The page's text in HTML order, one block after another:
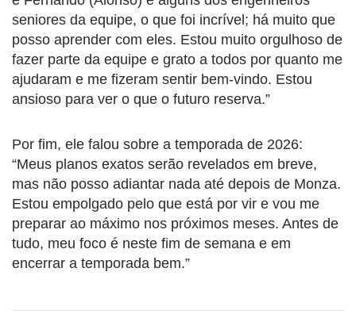
seniores da equipe, o que foi incrível; há muito que
posso aprender com eles. Estou muito orgulhoso de
fazer parte da equipe e grato a todos por quanto me
ajudaram e me fizeram sentir bem-vindo. Estou
ansioso para ver o que o futuro reserva.”
Por fim, ele falou sobre a temporada de 2026:
“Meus planos exatos serão revelados em breve,
mas não posso adiantar nada até depois de Monza.
Estou empolgado pelo que está por vir e vou me
preparar ao máximo nos próximos meses. Antes de
tudo, meu foco é neste fim de semana e em
encerrar a temporada bem.”